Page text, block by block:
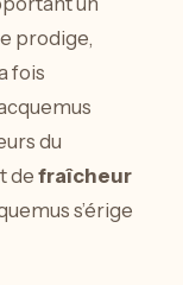
prodige,
fois
du
de fraîcheur
s’érige